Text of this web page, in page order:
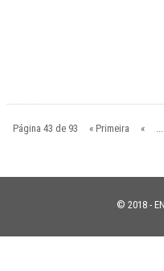
Página 43 de 93 « Primeira «
© 2018 -